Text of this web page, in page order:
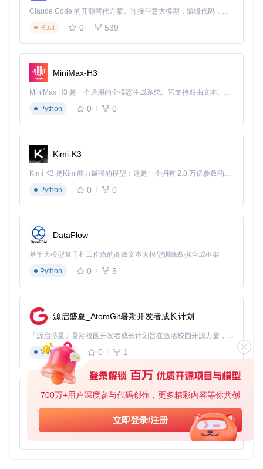
700万+用户深度参与代码创作，更多精彩内容等你共创
立即登录/注册
git-blame.nvim
Git Blame plugin for Neovim written in Lua
项目地址：
blame.nvim
Claude Code 的开源替代方案。连接任意大模型，编辑代码，运行命令，自动验证 — 全自动执行。用 Rust 构建，极致性能。 ｜ An open-source alternative to Claude Code. Connect any LLM, edit code, run commands, and verify changes — autonomously. Built in Rust for speed. Get Started
Rust
0 539
MiniMax-H3
MiniMax H3 是一个通用的全模态生成系统。它支持对由文本、图像、视频和音频组成的多模态上下文进行统一理解，并能生成分辨率高达 2K、时长可达 15 秒的带原生立体声音频的视频。得益于面向任务泛化的系统设计，H3 在预训练阶段就已具备广泛的多模态上下文理解与生成能力，能够出色地执行复杂的多模态指令。
Python
0 0
Kimi-K3
Kimi K3 是Kimi能力最强的模型：这是一个拥有 2.8 万亿参数的混合专家（MoE）模型，具备原生视觉理解能力，并支持 100 万 token 的上下文窗口。
Python
0 0
DataFlow
基于大模型算子和工作流的高效文本大模型训练数据合成框架
Python
0 5
源启盛夏_AtomGit暑期开发者成长计划
「源启盛夏」暑期校园开发者成长计划旨在激活校园开源力量，通过积分激励、认证扶持、资源倾斜等形式，引导高校组织和开发者完成「入驻 — 建项目 — 做贡献 — 获认证 — 得资源」的完整闭环。无论你是想带领社团入驻平台的组织者，还是希望用代码贡献证明自己的开发者，都能在这里找到属于你的成长路径。
Markdown
0 1
py-xiaozhi
基于Python的Xiaozhi AI，适用于想要完整Xiaozhi体验而无需拥有专用硬件的用户。
Python
0 1